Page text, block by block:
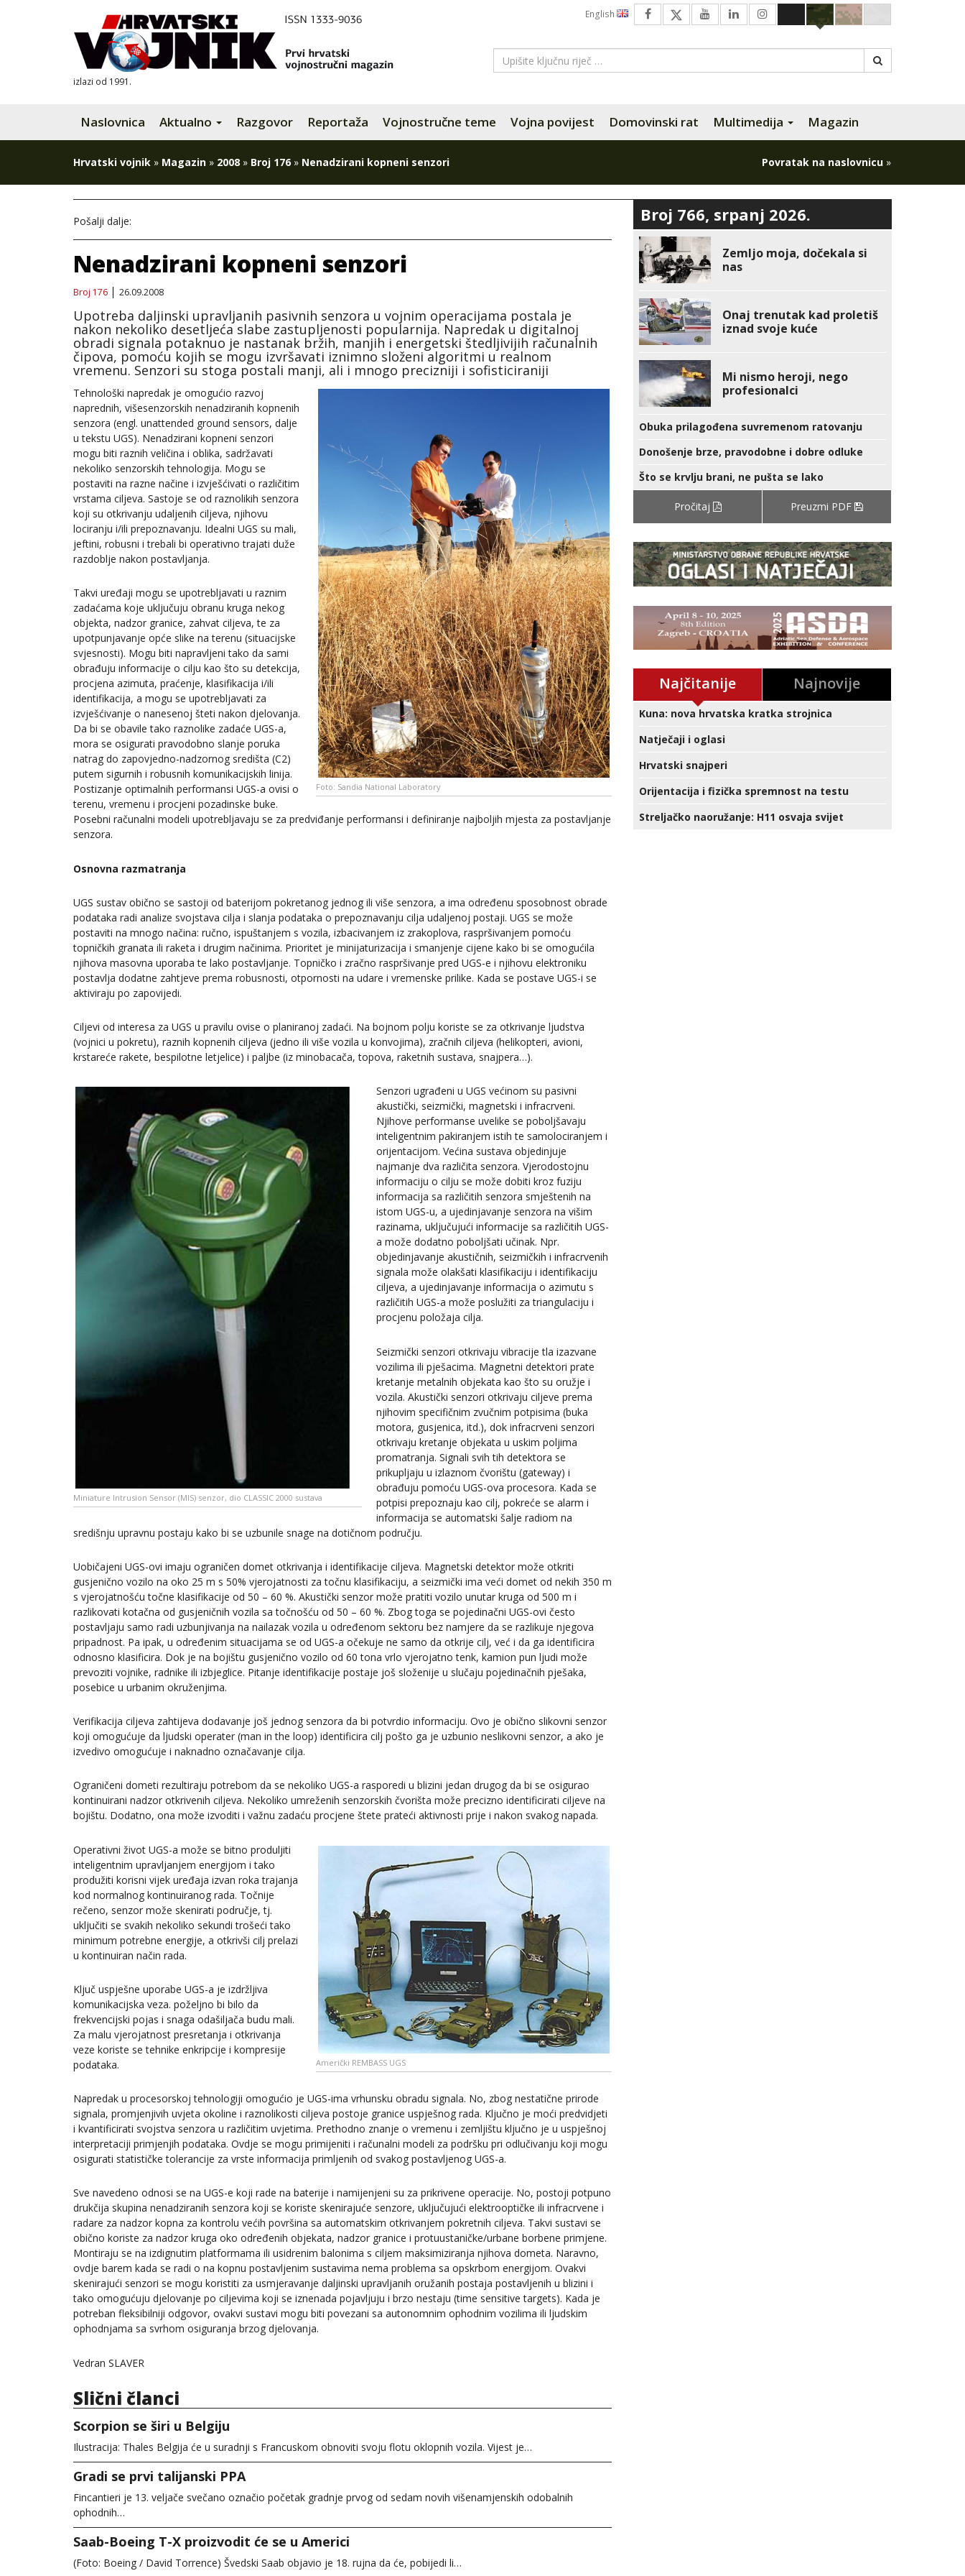
izlazi od 1991.
English
Naslovnica Aktualno Razgovor Reportaža Vojnostručne teme Vojna povijest Domovinski rat Multimedija Magazin
Hrvatski vojnik » Magazin » 2008 » Broj 176 » Nenadzirani kopneni senzori Povratak na naslovnicu »
Pošalji dalje:
Nenadzirani kopneni senzori
Broj 176 26.09.2008
Upotreba daljinski upravljanih pasivnih senzora u vojnim operacijama postala je
nakon nekoliko desetljeća slabe zastupljenosti popularnija. Napredak u digitalnoj
obradi signala potaknuo je nastanak bržih, manjih i energetski štedljivijih računalnih
čipova, pomoću kojih se mogu izvršavati iznimno složeni algoritmi u realnom
vremenu. Senzori su stoga postali manji, ali i mnogo precizniji i sofisticiraniji
Foto: Sandia National Laboratory
Tehnološki napredak je omogućio razvoj
naprednih, višesenzorskih nenadziranih kopnenih
senzora (engl. unattended ground sensors, dalje
u tekstu UGS). Nenadzirani kopneni senzori
mogu biti raznih veličina i oblika, sadržavati
nekoliko senzorskih tehnologija. Mogu se
postaviti na razne načine i izvješćivati o različitim
vrstama ciljeva. Sastoje se od raznolikih senzora
koji su otkrivanju udaljenih ciljeva, njihovu
lociranju i/ili prepoznavanju. Idealni UGS su mali,
jeftini, robusni i trebali bi operativno trajati duže
razdoblje nakon postavljanja.
Takvi uređaji mogu se upotrebljavati u raznim
zadaćama koje uključuju obranu kruga nekog
objekta, nadzor granice, zahvat ciljeva, te za
upotpunjavanje opće slike na terenu (situacijske
svjesnosti). Mogu biti napravljeni tako da sami
obrađuju informacije o cilju kao što su detekcija,
procjena azimuta, praćenje, klasifikacija i/ili
identifikacija, a mogu se upotrebljavati za
izvješćivanje o nanesenoj šteti nakon djelovanja.
Da bi se obavile tako raznolike zadaće UGS-a,
mora se osigurati pravodobno slanje poruka
natrag do zapovjedno-nadzornog središta (C2)
putem sigurnih i robusnih komunikacijskih linija.
Postizanje optimalnih performansi UGS-a ovisi o
terenu, vremenu i procjeni pozadinske buke.
Posebni računalni modeli upotrebljavaju se za predviđanje performansi i definiranje najboljih mjesta za postavljanje
senzora.
Osnovna razmatranja
UGS sustav obično se sastoji od baterijom pokretanog jednog ili više senzora, a ima određenu sposobnost obrade
podataka radi analize svojstava cilja i slanja podataka o prepoznavanju cilja udaljenoj postaji. UGS se može
postaviti na mnogo načina: ručno, ispuštanjem s vozila, izbacivanjem iz zrakoplova, raspršivanjem pomoću
topničkih granata ili raketa i drugim načinima. Prioritet je minijaturizacija i smanjenje cijene kako bi se omogućila
njihova masovna uporaba te lako postavljanje. Topničko i zračno raspršivanje pred UGS-e i njihovu elektroniku
postavlja dodatne zahtjeve prema robusnosti, otpornosti na udare i vremenske prilike. Kada se postave UGS-i se
aktiviraju po zapovijedi.
Ciljevi od interesa za UGS u pravilu ovise o planiranoj zadaći. Na bojnom polju koriste se za otkrivanje ljudstva
(vojnici u pokretu), raznih kopnenih ciljeva (jedno ili više vozila u konvojima), zračnih ciljeva (helikopteri, avioni,
krstareće rakete, bespilotne letjelice) i paljbe (iz minobacača, topova, raketnih sustava, snajpera…).
Miniature Intrusion Sensor (MIS) senzor, dio CLASSIC 2000 sustava
Senzori ugrađeni u UGS većinom su pasivni
akustički, seizmički, magnetski i infracrveni.
Njihove performanse uvelike se poboljšavaju
inteligentnim pakiranjem istih te samolociranjem i
orijentacijom. Većina sustava objedinjuje
najmanje dva različita senzora. Vjerodostojnu
informaciju o cilju se može dobiti kroz fuziju
informacija sa različitih senzora smještenih na
istom UGS-u, a ujedinjavanje senzora na višim
razinama, uključujući informacije sa različitih UGS-
a može dodatno poboljšati učinak. Npr.
objedinjavanje akustičnih, seizmičkih i infracrvenih
signala može olakšati klasifikaciju i identifikaciju
ciljeva, a ujedinjavanje informacija o azimutu s
različitih UGS-a može poslužiti za triangulaciju i
procjenu položaja cilja.
Seizmički senzori otkrivaju vibracije tla izazvane
vozilima ili pješacima. Magnetni detektori prate
kretanje metalnih objekata kao što su oružje i
vozila. Akustički senzori otkrivaju ciljeve prema
njihovim specifičnim zvučnim potpisima (buka
motora, gusjenica, itd.), dok infracrveni senzori
otkrivaju kretanje objekata u uskim poljima
promatranja. Signali svih tih detektora se
prikupljaju u izlaznom čvorištu (gateway) i
obrađuju pomoću UGS-ova procesora. Kada se
potpisi prepoznaju kao cilj, pokreće se alarm i
informacija se automatski šalje radiom na
središnju upravnu postaju kako bi se uzbunile snage na dotičnom području.
Uobičajeni UGS-ovi imaju ograničen domet otkrivanja i identifikacije ciljeva. Magnetski detektor može otkriti
gusjenično vozilo na oko 25 m s 50% vjerojatnosti za točnu klasifikaciju, a seizmički ima veći domet od nekih 350 m
s vjerojatnošću točne klasifikacije od 50 – 60 %. Akustički senzor može pratiti vozilo unutar kruga od 500 m i
razlikovati kotačna od gusjeničnih vozila sa točnošću od 50 – 60 %. Zbog toga se pojedinačni UGS-ovi često
postavljaju samo radi uzbunjivanja na nailazak vozila u određenom sektoru bez namjere da se razlikuje njegova
pripadnost. Pa ipak, u određenim situacijama se od UGS-a očekuje ne samo da otkrije cilj, već i da ga identificira
odnosno klasificira. Dok je na bojištu gusjenično vozilo od 60 tona vrlo vjerojatno tenk, kamion pun ljudi može
prevoziti vojnike, radnike ili izbjeglice. Pitanje identifikacije postaje još složenije u slučaju pojedinačnih pješaka,
posebice u urbanim okruženjima.
Verifikacija ciljeva zahtijeva dodavanje još jednog senzora da bi potvrdio informaciju. Ovo je obično slikovni senzor
koji omogućuje da ljudski operater (man in the loop) identificira cilj pošto ga je uzbunio neslikovni senzor, a ako je
izvedivo omogućuje i naknadno označavanje cilja.
Ograničeni dometi rezultiraju potrebom da se nekoliko UGS-a rasporedi u blizini jedan drugog da bi se osigurao
kontinuirani nadzor otkrivenih ciljeva. Nekoliko umreženih senzorskih čvorišta može precizno identificirati ciljeve na
bojištu. Dodatno, ona može izvoditi i važnu zadaću procjene štete prateći aktivnosti prije i nakon svakog napada.
Američki REMBASS UGS
Operativni život UGS-a može se bitno produljiti
inteligentnim upravljanjem energijom i tako
produžiti korisni vijek uređaja izvan roka trajanja
kod normalnog kontinuiranog rada. Točnije
rečeno, senzor može skenirati područje, tj.
uključiti se svakih nekoliko sekundi trošeći tako
minimum potrebne energije, a otkrivši cilj prelazi
u kontinuiran način rada.
Ključ uspješne uporabe UGS-a je izdržljiva
komunikacijska veza. poželjno bi bilo da
frekvencijski pojas i snaga odašiljača budu mali.
Za malu vjerojatnost presretanja i otkrivanja
veze koriste se tehnike enkripcije i kompresije
podataka.
Napredak u procesorskoj tehnologiji omogućio je UGS-ima vrhunsku obradu signala. No, zbog nestatične prirode
signala, promjenjivih uvjeta okoline i raznolikosti ciljeva postoje granice uspješnog rada. Ključno je moći predvidjeti
i kvantificirati svojstva senzora u različitim uvjetima. Prethodno znanje o vremenu i zemljištu ključno je u uspješnoj
interpretaciji primjenjih podataka. Ovdje se mogu primijeniti i računalni modeli za podršku pri odlučivanju koji mogu
osigurati statističke tolerancije za vrste informacija primljenih od svakog postavljenog UGS-a.
Sve navedeno odnosi se na UGS-e koji rade na baterije i namijenjeni su za prikrivene operacije. No, postoji potpuno
drukčija skupina nenadziranih senzora koji se koriste skenirajuće senzore, uključujući elektrooptičke ili infracrvene i
radare za nadzor kopna za kontrolu većih površina sa automatskim otkrivanjem pokretnih ciljeva. Takvi sustavi se
obično koriste za nadzor kruga oko određenih objekata, nadzor granice i protuustaničke/urbane borbene primjene.
Montiraju se na izdignutim platformama ili usidrenim balonima s ciljem maksimiziranja njihova dometa. Naravno,
ovdje barem kada se radi o na kopnu postavljenim sustavima nema problema sa opskrbom energijom. Ovakvi
skenirajući senzori se mogu koristiti za usmjeravanje daljinski upravljanih oružanih postaja postavljenih u blizini i
tako omogućuju djelovanje po ciljevima koji se iznenada pojavljuju i brzo nestaju (time sensitive targets). Kada je
potreban fleksibilniji odgovor, ovakvi sustavi mogu biti povezani sa autonomnim ophodnim vozilima ili ljudskim
ophodnjama sa svrhom osiguranja brzog djelovanja.
Vedran SLAVER
Slični članci
Scorpion se širi u Belgiju
Ilustracija: Thales Belgija će u suradnji s Francuskom obnoviti svoju flotu oklopnih vozila. Vijest je…
Gradi se prvi talijanski PPA
Fincantieri je 13. veljače svečano označio početak gradnje prvog od sedam novih višenamjenskih odobalnih
ophodnih…
Saab-Boeing T-X proizvodit će se u Americi
(Foto: Boeing / David Torrence) Švedski Saab objavio je 18. rujna da će, pobijedi li…
Broj 766, srpanj 2026.
Zemljo moja, dočekala si
nas
Onaj trenutak kad proletiš
iznad svoje kuće
Mi nismo heroji, nego
profesionalci
Obuka prilagođena suvremenom ratovanju
Donošenje brze, pravodobne i dobre odluke
Što se krvlju brani, ne pušta se lako
Pročitaj Preuzmi PDF
Najčitanije Najnovije
Kuna: nova hrvatska kratka strojnica
Natječaji i oglasi
Hrvatski snajperi
Orijentacija i fizička spremnost na testu
Streljačko naoružanje: H11 osvaja svijet